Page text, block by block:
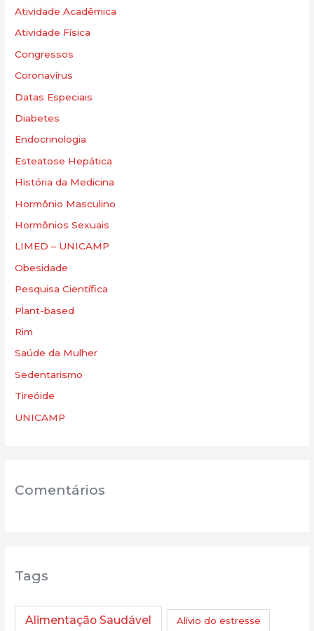
Atividade Acadêmica
Atividade Física
Congressos
Coronavírus
Datas Especiais
Diabetes
Endocrinologia
Esteatose Hepática
História da Medicina
Hormônio Masculino
Hormônios Sexuais
LIMED – UNICAMP
Obesidade
Pesquisa Científica
Plant-based
Rim
Saúde da Mulher
Sedentarismo
Tireóide
UNICAMP
Comentários
Tags
Alimentação Saudável Alívio do estresse